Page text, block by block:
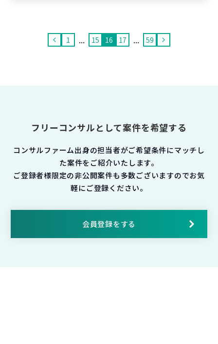
1 ... 15 16 17 ... 59
フリーコンサルとして案件を希望する
コンサルファーム出身の担当者がご希望条件にマッチし
た案件をご紹介いたします。
ご登録者様限定の非公開案件も多数ございますのでお気
軽にご登録ください。
会員登録をする